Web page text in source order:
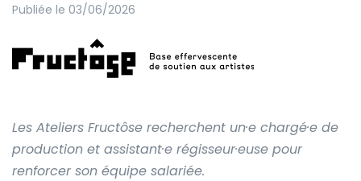
Publiée le 03/06/2026
Les Ateliers Fructôse recherchent un·e chargé·e de
production et assistant·e régisseur·euse pour
renforcer son équipe salariée.